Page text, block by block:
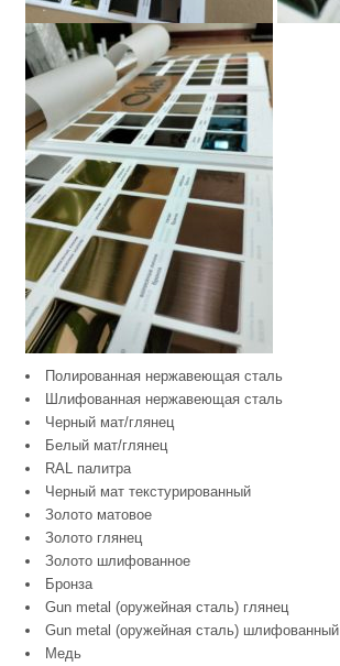
Полированная нержавеющая сталь
Шлифованная нержавеющая сталь
Черный мат/глянец
Белый мат/глянец
RAL палитра
Черный мат текстурированный
Золото матовое
Золото глянец
Золото шлифованное
Бронза
Gun metal (оружейная сталь) глянец
Gun metal (оружейная сталь) шлифованный
Медь